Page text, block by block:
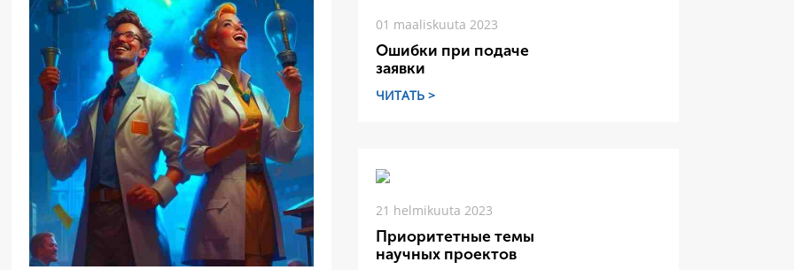
01 maaliskuuta 2023
Ошибки при подаче
заявки
ЧИТАТЬ >
21 helmikuuta 2023
Приоритетные темы
научных проектов